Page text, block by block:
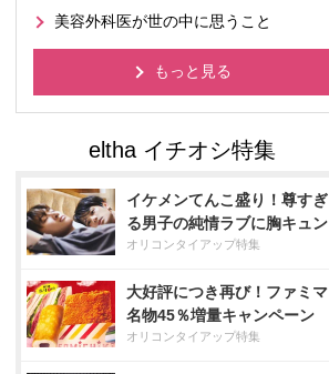
美容外科医が世の中に思うこと
もっと見る
イケメンてんこ盛り！尊すぎ
る男子の純情ラブに胸キュン
オリコンタイアップ特集
大好評につき再び！ファミマ
名物45％増量キャンペーン
オリコンタイアップ特集